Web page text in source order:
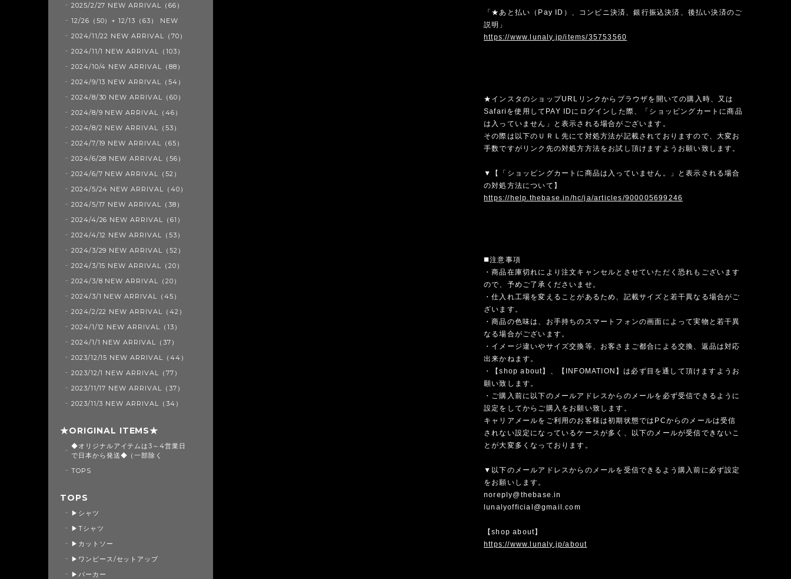
「★あと払い（Pay ID）、コンビニ決済、銀行振込決済、後払い決済のご
説明」
https://www.lunaly.jp/items/35753560
★インスタのショップURLリンクからブラウザを開いての購入時、又は
Safariを使用してPAY IDにログインした際、「ショッピングカートに商品
は入っていません」と表示される場合がございます。
その際は以下のＵＲＬ先にて対処方法が記載されておりますので、大変お
手数ですがリンク先の対処方方法をお試し頂けますようお願い致します。
▼【「ショッピングカートに商品は入っていません。」と表示される場合
の対処方法について】
https://help.thebase.in/hc/ja/articles/900005699246
◼️注意事項
・商品在庫切れにより注文キャンセルとさせていただく恐れもございます
ので、予めご了承くださいませ。
・仕入れ工場を変えることがあるため、記載サイズと若干異なる場合がご
ざいます。
・商品の色味は、お手持ちのスマートフォンの画面によって実物と若干異
なる場合がございます。
・イメージ違いやサイズ交換等、お客さまご都合による交換、返品は対応
出来かねます。
・【shop about】、【INFOMATION】は必ず目を通して頂けますようお
願い致します。
・ご購入前に以下のメールアドレスからのメールを必ず受信できるように
設定をしてからご購入をお願い致します。
キャリアメールをご利用のお客様は初期状態ではPCからのメールは受信
されない設定になっているケースが多く、以下のメールが受信できないこ
とが大変多くなっております。
▼以下のメールアドレスからのメールを受信できるよう購入前に必ず設定
をお願いします。
noreply@thebase.in
lunalyofficial@gmail.com
【shop about】
https://www.lunaly.jp/about
2025/2/27 NEW ARRIVAL（66）
12/26（50）+ 12/13（63） NEW
2024/11/22 NEW ARRIVAL（70）
2024/11/1 NEW ARRIVAL（103）
2024/10/4 NEW ARRIVAL（88）
2024/9/13 NEW ARRIVAL（54）
2024/8/30 NEW ARRIVAL（60）
2024/8/9 NEW ARRIVAL（46）
2024/8/2 NEW ARRIVAL（53）
2024/7/19 NEW ARRIVAL（65）
2024/6/28 NEW ARRIVAL（56）
2024/6/7 NEW ARRIVAL（52）
2024/5/24 NEW ARRIVAL（40）
2024/5/17 NEW ARRIVAL（38）
2024/4/26 NEW ARRIVAL（61）
2024/4/12 NEW ARRIVAL（53）
2024/3/29 NEW ARRIVAL（52）
2024/3/15 NEW ARRIVAL（20）
2024/3/8 NEW ARRIVAL（20）
2024/3/1 NEW ARRIVAL（45）
2024/2/22 NEW ARRIVAL（42）
2024/1/12 NEW ARRIVAL（13）
2024/1/1 NEW ARRIVAL（37）
2023/12/15 NEW ARRIVAL（44）
2023/12/1 NEW ARRIVAL（77）
2023/11/17 NEW ARRIVAL（37）
2023/11/3 NEW ARRIVAL（34）
★ORIGINAL ITEMS★
◆オリジナルアイテムは3～4営業日
で日本から発送◆（一部除く
TOPS
TOPS
▶シャツ
▶Tシャツ
▶カットソー
▶ワンピース/セットアップ
▶パーカー